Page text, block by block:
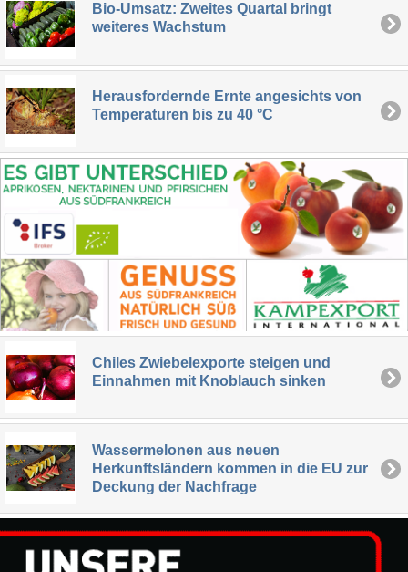
Bio-Umsatz: Zweites Quartal bringt
weiteres Wachstum
Herausfordernde Ernte angesichts von
Temperaturen bis zu 40 °C
Chiles Zwiebelexporte steigen und
Einnahmen mit Knoblauch sinken
Wassermelonen aus neuen
Herkunftsländern kommen in die EU zur
Deckung der Nachfrage